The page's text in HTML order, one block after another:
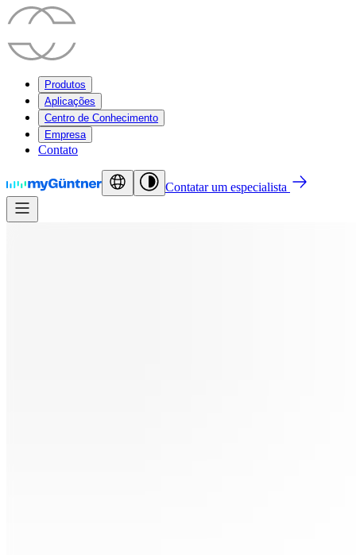
Produtos
Aplicações
Centro de Conhecimento
Empresa
Contato
Contatar um especialista